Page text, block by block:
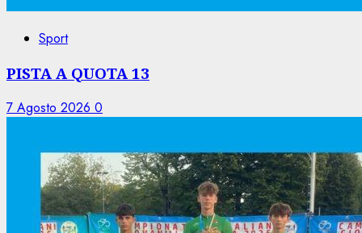
Sport
PISTA A QUOTA 13
7 Agosto 2026 0